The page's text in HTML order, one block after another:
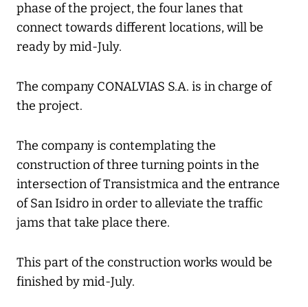
phase of the project, the four lanes that
connect towards different locations, will be
ready by mid-July.
The company CONALVIAS S.A. is in charge of
the project.
The company is contemplating the
construction of three turning points in the
intersection of Transistmica and the entrance
of San Isidro in order to alleviate the traffic
jams that take place there.
This part of the construction works would be
finished by mid-July.